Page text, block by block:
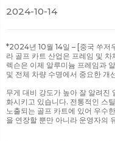
2024-10-14
*2024년 10월 14일 – [중국 쑤저
라 골프 카트 산업은 프레임 및
렉슨은 이제 알루미늄 프레임과
및 전체 차량 수명에서 중요한 개
무게 대비 강도가 높아 잘 알려진
화시키고 있습니다. 전통적인 스
노출되는 골프 카트에 있어 우수
을 연장할 뿐만 아니라 운영자의